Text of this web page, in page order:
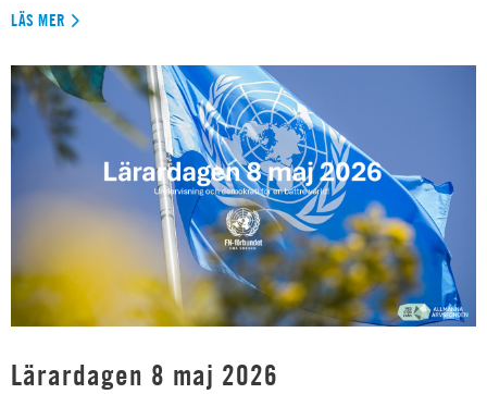
LÄS MER
Lärardagen 8 maj 2026